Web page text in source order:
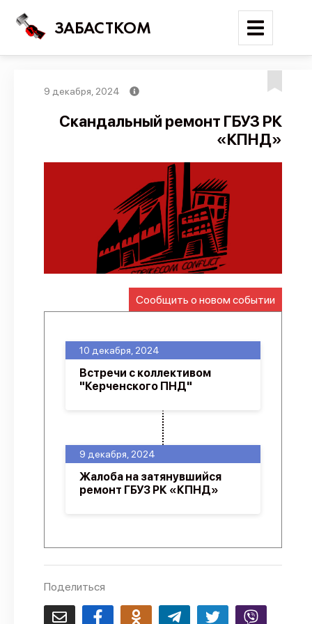
ЗАБАСТКОМ
Новости
Карта событий
Трудовые конфликты
Отчеты
Предложить публикацию
API
Политика конфиденциальности
9 декабря, 2024
Скандальный ремонт ГБУЗ РК
«КПНД»
Сообщить о новом событии
9 декабря, 2024
Жалоба на затянувшийся
ремонт ГБУЗ РК «КПНД»
10 декабря, 2024
Встречи с коллективом
"Керченского ПНД"
Поделиться